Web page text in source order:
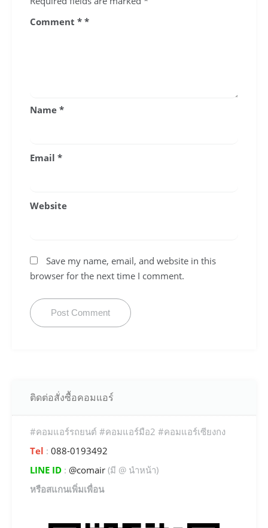
Comment *
Name *
Email *
Website
Save my name, email, and website in this
browser for the next time I comment.
ติดต่อสั่งซื้อคอมแอร์
#คอมแอร์รถยนต์ #คอมแอร์มือ2 #คอมแอร์เซียงกง
Tel : 088-0193492
LINE ID : @comair (มี @ นำหน้า)
หรือสแกนเพิ่มเพื่อน